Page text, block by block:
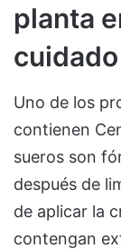
planta
Uno de los
contienen
sueros son
después de
de aplicar la
contengan